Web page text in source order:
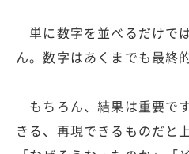
単に数字を並べるだけで
ん。数字はあくまでも最終
もちろん、結果は重要で
きる、再現できるものだと